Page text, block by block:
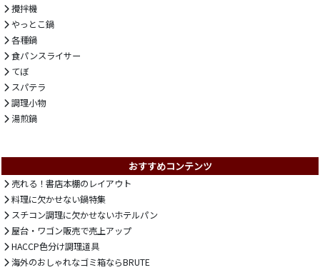
攪拌機
やっとこ鍋
各種鍋
食パンスライサー
てぼ
スパテラ
調理小物
湯煎鍋
おすすめコンテンツ
売れる！書店本棚のレイアウト
料理に欠かせない鍋特集
スチコン調理に欠かせないホテルパン
屋台・ワゴン販売で売上アップ
HACCP色分け調理道具
海外のおしゃれなゴミ箱ならBRUTE